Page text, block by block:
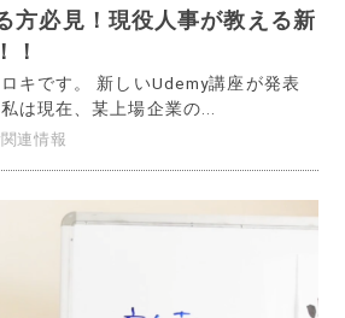
方必見！現役人事が教える新
！
キです。 新しいUdemy講座が発表
は現在、某上場企業の...
連情報